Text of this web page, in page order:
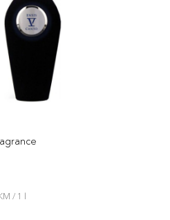
/ 1 l